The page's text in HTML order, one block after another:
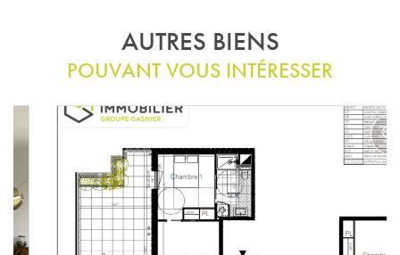
AUTRES BIENS
POUVANT VOUS INTÉRESSER